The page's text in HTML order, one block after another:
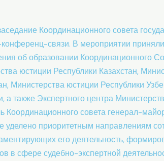
Координационного совета
связи. В мероприятии
об образовании Координационного
юстиции Республики Казахстан,
Министерства юстиции Республики
а также Экспертного центра
Координационного совета генерал-
уделено приоритетным направлениям
его деятельность,
в сфере судебно-экспертной